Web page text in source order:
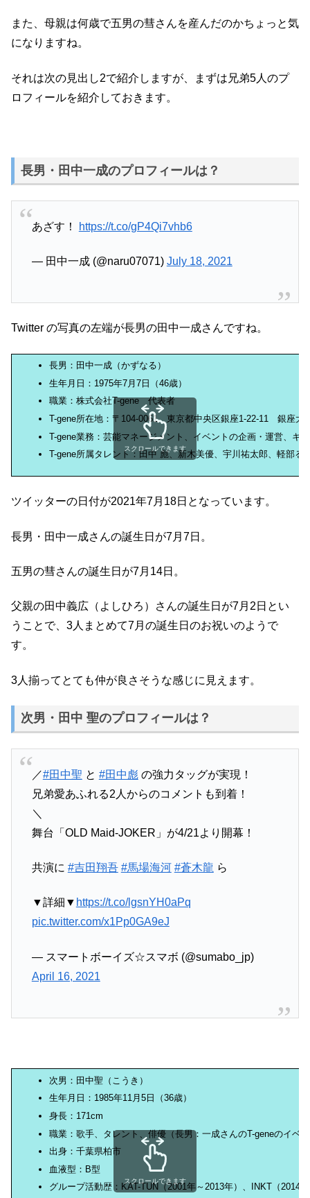
また、母親は何歳で五男の彗さんを産んだのかちょっと気
になりますね。
それは次の見出し2で紹介しますが、まずは兄弟5人のプ
ロフィールを紹介しておきます。
長男・田中一成のプロフィールは？
あざす！ https://t.co/gP4Qi7vhb6
— 田中一成 (@naru07071) July 18, 2021
Twitter の写真の左端が長男の田中一成さんですね。
長男：田中一成（かずなる）
生年月日：1975年7月7日（46歳）
職業：株式会社T-gene 代表者
T-gene所在地：〒104-0061 東京都中央区銀座1-22-11 銀座大
T-gene業務：芸能マネージメント、イベントの企画・運営、キ
T-gene所属タレント：田中 彪、新木美優、宇川祐太郎、軽部る
スクロールできます
ツイッターの日付が2021年7月18日となっています。
長男・田中一成さんの誕生日が7月7日。
五男の彗さんの誕生日が7月14日。
父親の田中義広（よしひろ）さんの誕生日が7月2日とい
うことで、3人まとめて7月の誕生日のお祝いのようで
す。
3人揃ってとても仲が良さそうな感じに見えます。
次男・田中 聖のプロフィールは？
／#田中聖 と #田中彪の強力タッグが実現！
兄弟愛あふれる2人からのコメントも到着！
＼
舞台「OLD Maid-JOKER」が4/21より開幕！
共演に #吉田翔吾 #馬場海河 #蒼木龍 ら
▼詳細▼ https://t.co/lgsnYH0aPq
pic.twitter.com/x1Pp0GA9eJ
— スマートボーイズ☆スマボ (@sumabo_jp)
April 16, 2021
次男：田中聖（こうき）
生年月日：1985年11月5日（36歳）
身長：171cm
職業：歌手、タレント、俳優（長男：一成さんのT-geneのイベ
出身：千葉県柏市
血液型：B型
グループ活動歴：KAT-TUN（2001年～2013年）、INKT（2014
スクロールできます